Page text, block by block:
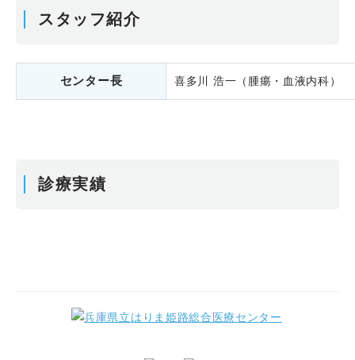
スタッフ紹介
センター長 喜多川 浩一（腫瘍・血液内科）
診療実績